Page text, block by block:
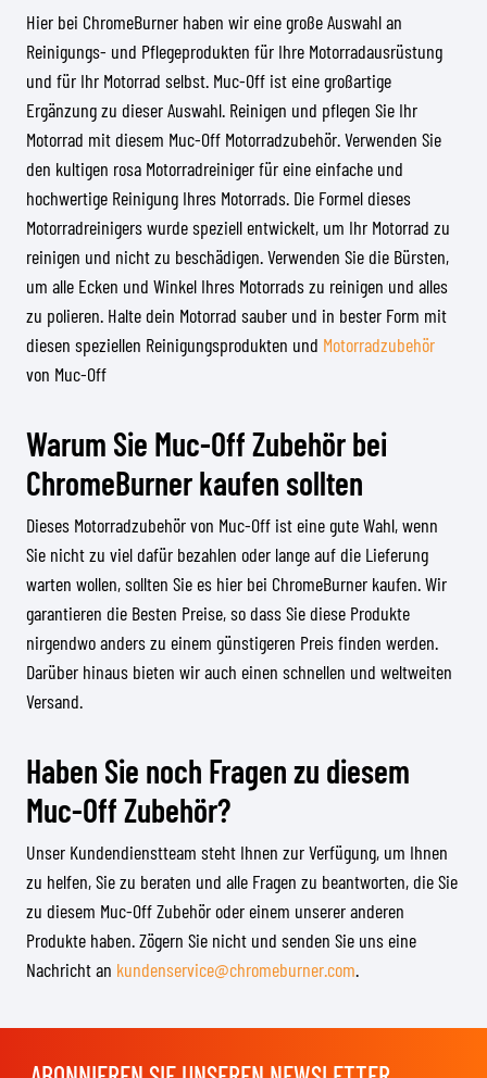
Hier bei ChromeBurner haben wir eine große Auswahl an
Reinigungs- und Pflegeprodukten für Ihre Motorradausrüstung
und für Ihr Motorrad selbst. Muc-Off ist eine großartige
Ergänzung zu dieser Auswahl. Reinigen und pflegen Sie Ihr
Motorrad mit diesem Muc-Off Motorradzubehör. Verwenden Sie
den kultigen rosa Motorradreiniger für eine einfache und
hochwertige Reinigung Ihres Motorrads. Die Formel dieses
Motorradreinigers wurde speziell entwickelt, um Ihr Motorrad zu
reinigen und nicht zu beschädigen. Verwenden Sie die Bürsten,
um alle Ecken und Winkel Ihres Motorrads zu reinigen und alles
zu polieren. Halte dein Motorrad sauber und in bester Form mit
diesen speziellen Reinigungsprodukten und Motorradzubehör
von Muc-Off
Warum Sie Muc-Off Zubehör bei
ChromeBurner kaufen sollten
Dieses Motorradzubehör von Muc-Off ist eine gute Wahl, wenn
Sie nicht zu viel dafür bezahlen oder lange auf die Lieferung
warten wollen, sollten Sie es hier bei ChromeBurner kaufen. Wir
garantieren die Besten Preise, so dass Sie diese Produkte
nirgendwo anders zu einem günstigeren Preis finden werden.
Darüber hinaus bieten wir auch einen schnellen und weltweiten
Versand.
Haben Sie noch Fragen zu diesem
Muc-Off Zubehör?
Unser Kundendienstteam steht Ihnen zur Verfügung, um Ihnen
zu helfen, Sie zu beraten und alle Fragen zu beantworten, die Sie
zu diesem Muc-Off Zubehör oder einem unserer anderen
Produkte haben. Zögern Sie nicht und senden Sie uns eine
Nachricht an kundenservice@chromeburner.com.